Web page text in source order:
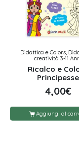
Didattica e Colors,
creatività 3-11
Ricalco e
Principesse
4,00€
Aggiungi al